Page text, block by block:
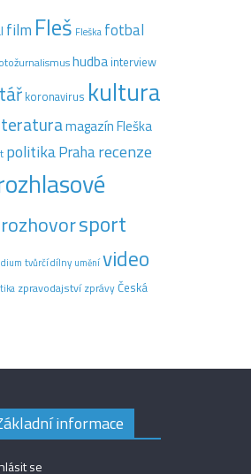
film Fleš Fleška fotbal
hudba interview
koronavirus kultura
magazín Fleška
politikaPraharecenze
rozhovorsport
tvůrčí dílny uměnívideo
zpravodajství zprávyČeská
informace
se